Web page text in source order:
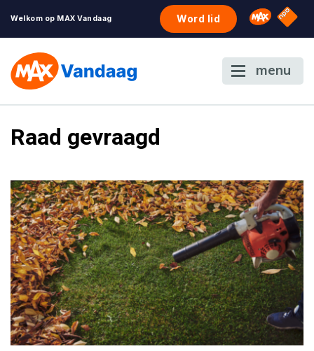
Welkom op MAX Vandaag Word lid Omroep
NPO
menu
Raad gevraagd